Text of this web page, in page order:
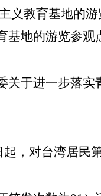
义教育基地的
基地的游览参观
关于进一步落
起，对台湾居